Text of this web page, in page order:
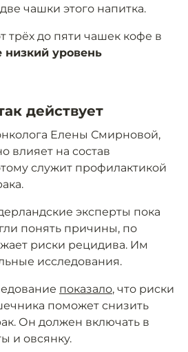
чашки этого напитка.
трёх до пяти чашек кофе в
низкий уровень
действует
Елены Смирновой,
влияет на состав
служит профилактикой
эксперты пока
понять причины, по
риски рецидива. Им
исследования.
показало, что риски
поможет снизить
Он должен включать в
и овсянку.